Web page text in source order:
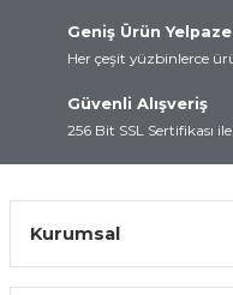
Ürün bilgilerinde hatalar
Ürün fiyatı diğer sitelerden
Bu ürüne benzer farklı
Geniş Ürün
Her çeşit yüzbinlerce
Güvenli Alışveriş
256 Bit SSL Sertifikası
Kurumsal